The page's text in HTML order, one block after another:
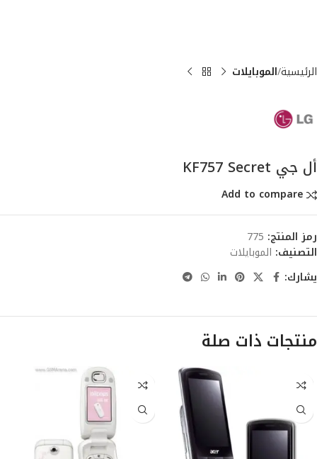
الرئيسية الموبايلات
أل جي KF757 Secret
Add to compare
رمز المنتج: 775
التصنيف: الموبايلات
يشارك:
منتجات ذات صلة